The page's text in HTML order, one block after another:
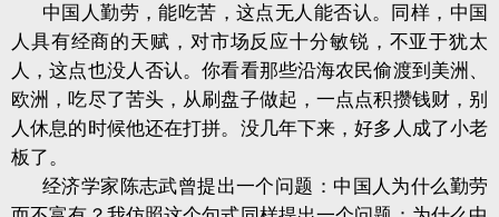
中国人勤劳，能吃苦，这点无人能否认。同样，中国
人具有经商的天赋，对市场反应十分敏锐，不亚于犹太
人，这点也没人否认。你看看那些沿海农民偷渡到美洲、
欧洲，吃尽了苦头，从刷盘子做起，一点点积攒钱财，别
人休息的时候他还在打拼。没几年下来，好多人成了小老
板了。
经济学家陈志武曾提出一个问题：中国人为什么勤劳